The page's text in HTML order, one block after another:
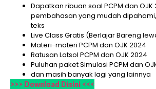
Dapatkan ribuan soal PCPM dan
pembahasan yang mudah
teks
Live Class Gratis (Berlajar Bareng
Materi-materi PCPM dan OJK 2024
Ratusan Latsol PCPM dan OJK 2024
Puluhan paket Simulasi PCPM dan
dan masih banyak lagi yang lainnya
>>> Download Disini <<<